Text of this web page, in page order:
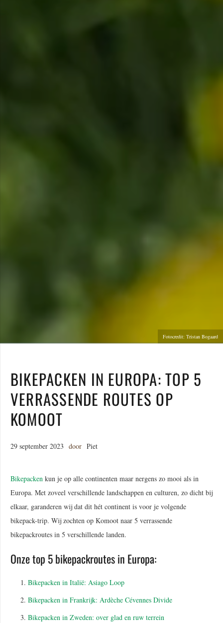
Fotocredit: Tristan Bogaard
BIKEPACKEN IN EUROPA: TOP 5
VERRASSENDE ROUTES OP
KOMOOT
29 september 2023 door Piet
Bikepacken kun je op alle continenten maar nergens zo mooi als in
Europa. Met zoveel verschillende landschappen en culturen, zo dicht bij
elkaar, garanderen wij dat dit hét continent is voor je volgende
bikepack-trip. Wij zochten op Komoot naar 5 verrassende
bikepackroutes in 5 verschillende landen.
Onze top 5 bikepackroutes in Europa:
Bikepacken in Italië: Asiago Loop
Bikepacken in Frankrijk: Ardèche Cévennes Divide
Bikepacken in Zweden: over glad en ruw terrein